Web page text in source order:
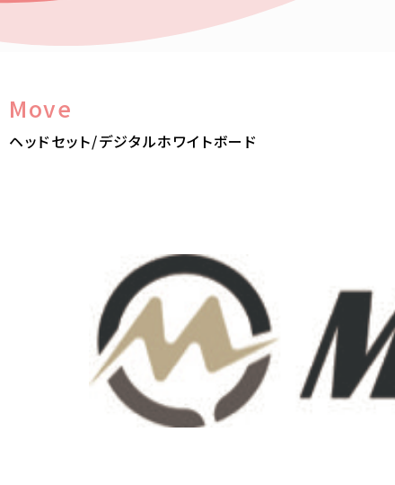
Move
ヘッドセット/デジタルホワイトボード